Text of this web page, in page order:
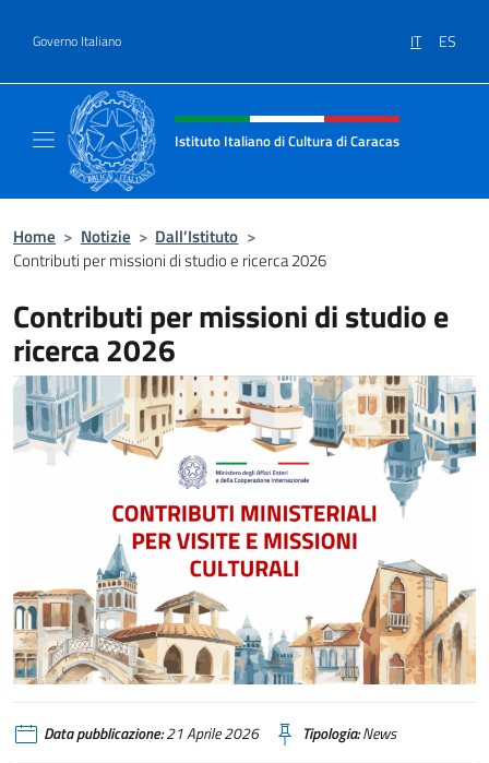
Governo Italiano IT ES
Intestazione sito, social e menù
Istituto Italiano di Cultura di Caracas
Home > Notizie > Dall’Istituto >
Contributi per missioni di studio e ricerca 2026
Contributi per missioni di studio e
ricerca 2026
Data pubblicazione:21 Aprile 2026 Tipologia:News